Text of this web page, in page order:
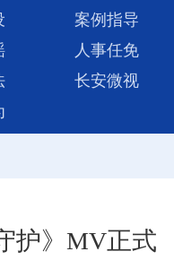
案例指导
人事任免
长安微视
护》MV正式